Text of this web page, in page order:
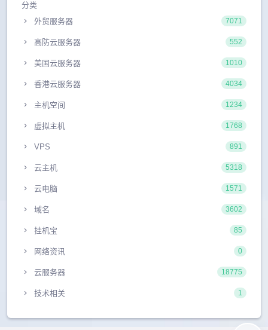
分类
外贸服务器
7071
高防云服务器 552
美国云服务器 1010
香港云服务器 4034
主机空间 1234
虚拟主机 1768
VPS 891
云主机 5318
云电脑 1571
域名 3602
挂机宝 85
网络资讯 0
云服务器 18775
技术相关 1